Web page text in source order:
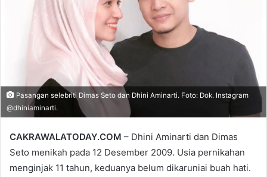
Pasangan selebriti Dimas Seto dan Dhini Aminarti. Foto: Dok. Instagram
@dhiniaminarti.
CAKRAWALATODAY.COM – Dhini Aminarti dan Dimas
Seto menikah pada 12 Desember 2009. Usia pernikahan
menginjak 11 tahun, keduanya belum dikaruniai buah hati.